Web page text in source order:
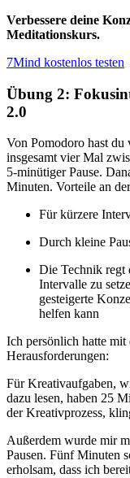
Verbessere deine
Meditationskurs.
7Mind kostenlos testen
Übung 2:
2.0
Von Pomodoro hast
insgesamt vier Mal
5-minütiger Pause.
Minuten. Vorteile an
Für kürzere
Durch kleine
Die Technik regt
Intervalle zu
gesteigerte
helfen kann
Ich persönlich hatte
Herausforderungen:
Für Kreativaufgaben,
dazu lesen, haben 25
der Kreativprozess,
Außerdem wurde mir
Pausen. Fünf Minuten
erholsam, dass ich